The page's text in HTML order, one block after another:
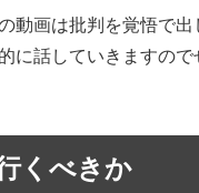
動画は批判を覚悟で
に話していきますので
くべきか